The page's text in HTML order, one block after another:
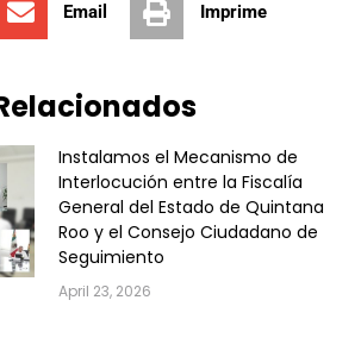
Email Imprime
Instalamos el Mecanismo de
Interlocución entre la Fiscalía
General del Estado de Quintana
Roo y el Consejo Ciudadano de
Seguimiento
April 23, 2026